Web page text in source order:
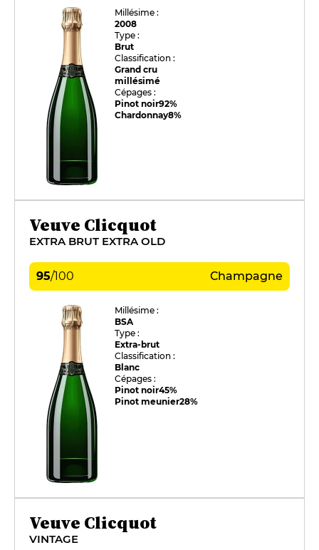
Millésime :
2008
Type :
Brut
Classification :
Grand cru
millésimé
Cépages :
Pinot noir92%
Chardonnay8%
Veuve Clicquot
EXTRA BRUT EXTRA OLD
95/100 Champagne
Millésime :
BSA
Type :
Extra-brut
Classification :
Blanc
Cépages :
Pinot noir45%
Pinot meunier28%
Veuve Clicquot
VINTAGE